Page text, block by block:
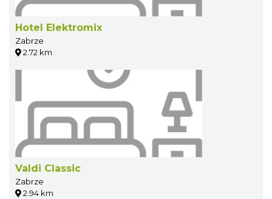
Hotel Elektromix
Zabrze
2.72 km
Valdi Classic
Zabrze
2.94 km